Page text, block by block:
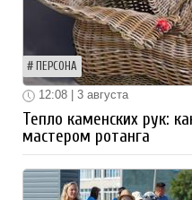
ПЕРСОНА
12:08 | 3 августа
Тепло каменских рук:
мастером ротанга